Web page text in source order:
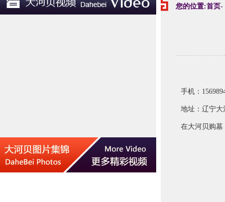
您的位置:首页-
手机：
地址：辽宁大
在大河贝购